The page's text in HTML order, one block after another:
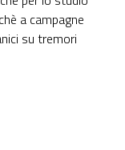
a campagne
su tremori